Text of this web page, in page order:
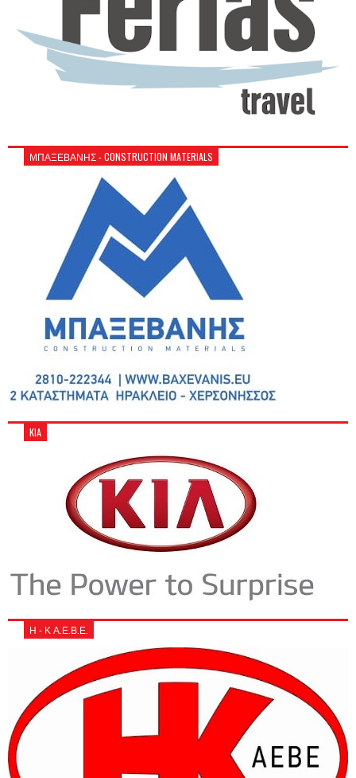
ΜΠΑΞΕΒΑΝΗΣ - CONSTRUCTION MATERIALS
KIA
Η - Κ Α.Ε.Β.Ε.